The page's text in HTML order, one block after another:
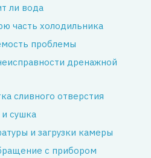
ли вода
часть холодильника
проблемы
дренажной
сливного отверстия
сушка
и загрузки камеры
с прибором